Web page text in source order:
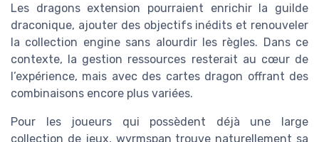
Les dragons extension pourraient enrichir la guilde
draconique, ajouter des objectifs inédits et renouveler
la collection engine sans alourdir les règles. Dans ce
contexte, la gestion ressources resterait au cœur de
l’expérience, mais avec des cartes dragon offrant des
combinaisons encore plus variées.
Pour les joueurs qui possèdent déjà une large
collection de jeux, wyrmspan trouve naturellement sa